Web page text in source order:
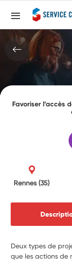
Favoriser l’accès
Rennes(35)
Deux types de
que les actions